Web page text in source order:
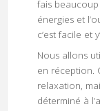
fais beaucoup
énergies et
c’est facile et
Nous allons
en réception.
relaxation,
déterminé à